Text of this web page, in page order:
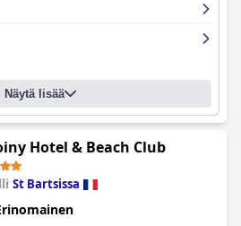
saariparatiisilla, tarjoten
ja nautintoa.
Näytä lisää
Hotel & Beach Club
St Bartsissa